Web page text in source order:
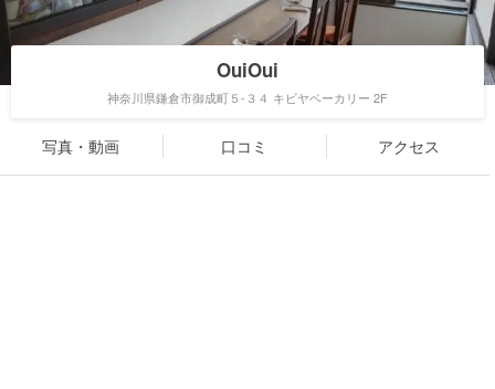
OuiOui
神奈川県鎌倉市御成町５-３４ キビヤベーカリー 2F
写真・動画 口コミ アクセス